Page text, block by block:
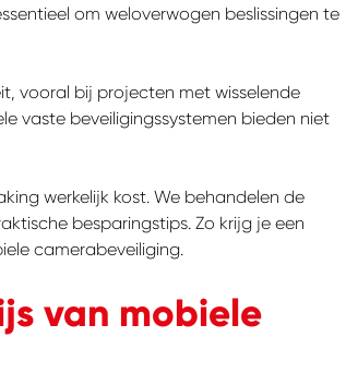
om weloverwogen beslissingen te
vooral bij projecten met wisselende
vaste beveiligingssystemen bieden niet
werkelijk kost. We behandelen de
besparingstips. Zo krijg je een
camerabeveiliging.
van mobiele